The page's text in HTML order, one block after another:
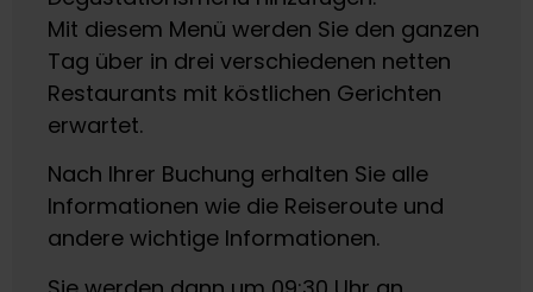
Mit diesem Menü werden Sie den ganzen
Tag über in drei verschiedenen netten
Restaurants mit köstlichen Gerichten
erwartet.
Nach Ihrer Buchung erhalten Sie alle
Informationen wie die Reiseroute und
andere wichtige Informationen.